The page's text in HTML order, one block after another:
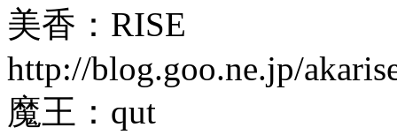
美香：RISE
http://blog.goo.ne.jp/
魔王：qut